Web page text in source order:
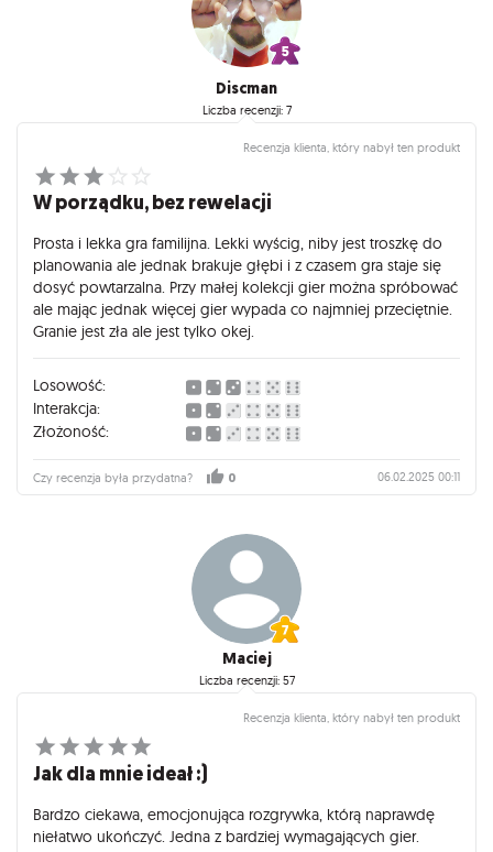
Discman
Liczba recenzji: 7
Recenzja klienta, który nabył ten produkt
W porządku, bez rewelacji
Prosta i lekka gra familijna. Lekki wyścig, niby jest troszkę do
planowania ale jednak brakuje głębi i z czasem gra staje się
dosyć powtarzalna. Przy małej kolekcji gier można spróbować
ale mając jednak więcej gier wypada co najmniej przeciętnie.
Granie jest zła ale jest tylko okej.
Losowość:
Interakcja:
Złożoność:
Czy recenzja była przydatna? 0 06.02.2025 00:11
Maciej
Liczba recenzji: 57
Recenzja klienta, który nabył ten produkt
Jak dla mnie ideał :)
Bardzo ciekawa, emocjonująca rozgrywka, którą naprawdę
niełatwo ukończyć. Jedna z bardziej wymagających gier.